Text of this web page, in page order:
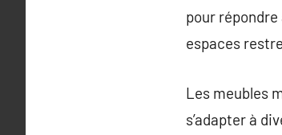
pour
espaces
Les meubles
s’adapter à